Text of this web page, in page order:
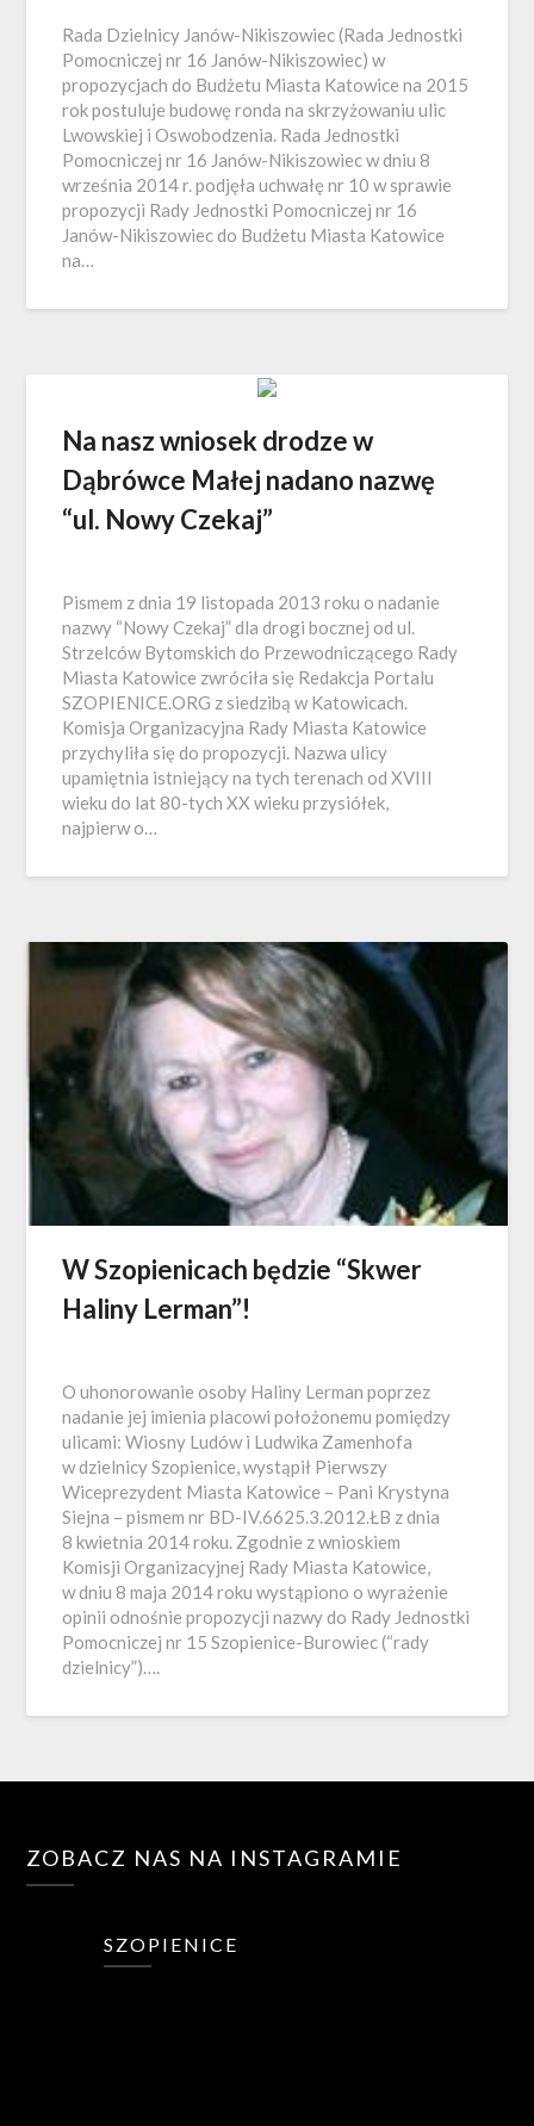
Rada Dzielnicy Janów-Nikiszowiec (Rada Jednostki
Pomocniczej nr 16 Janów-Nikiszowiec) w
propozycjach do Budżetu Miasta Katowice na 2015
rok postuluje budowę ronda na skrzyżowaniu ulic
Lwowskiej i Oswobodzenia. Rada Jednostki
Pomocniczej nr 16 Janów-Nikiszowiec w dniu 8
września 2014 r. podjęła uchwałę nr 10 w sprawie
propozycji Rady Jednostki Pomocniczej nr 16
Janów-Nikiszowiec do Budżetu Miasta Katowice
na…
Na nasz wniosek drodze w
Dąbrówce Małej nadano nazwę
“ul. Nowy Czekaj”
Pismem z dnia 19 listopada 2013 roku o nadanie
nazwy “Nowy Czekaj” dla drogi bocznej od ul.
Strzelców Bytomskich do Przewodniczącego Rady
Miasta Katowice zwróciła się Redakcja Portalu
SZOPIENICE.ORG z siedzibą w Katowicach.
Komisja Organizacyjna Rady Miasta Katowice
przychyliła się do propozycji. Nazwa ulicy
upamiętnia istniejący na tych terenach od XVIII
wieku do lat 80-tych XX wieku przysiółek,
najpierw o…
W Szopienicach będzie “Skwer
Haliny Lerman”!
O uhonorowanie osoby Haliny Lerman poprzez
nadanie jej imienia placowi położonemu pomiędzy
ulicami: Wiosny Ludów i Ludwika Zamenhofa
w dzielnicy Szopienice, wystąpił Pierwszy
Wiceprezydent Miasta Katowice – Pani Krystyna
Siejna – pismem nr BD-IV.6625.3.2012.ŁB z dnia
8 kwietnia 2014 roku. Zgodnie z wnioskiem
Komisji Organizacyjnej Rady Miasta Katowice,
w dniu 8 maja 2014 roku wystąpiono o wyrażenie
opinii odnośnie propozycji nazwy do Rady Jednostki
Pomocniczej nr 15 Szopienice-Burowiec (“rady
dzielnicy”)….
ZOBACZ NAS NA INSTAGRAMIE
SZOPIENICE